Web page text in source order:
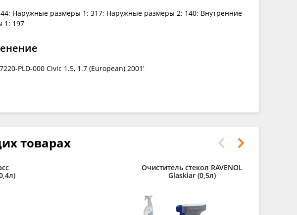
Наружные размеры 1: 317; Наружные размеры 2: 140; Внутренние
1: 197
PLD-000 Civic 1.5, 1.7 (European) 2001'
товарах
Очиститель стекол RAVENOL
Glasklar (0,5л)